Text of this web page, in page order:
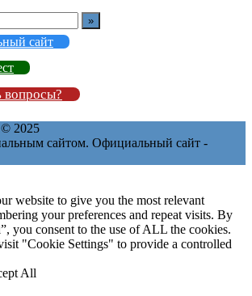
сайт
вопросы?
© 2025
сайтом. Официальный сайт -
website to give you the most relevant
your preferences and repeat visits. By
you consent to the use of ALL the cookies.
"Cookie Settings" to provide a controlled
All